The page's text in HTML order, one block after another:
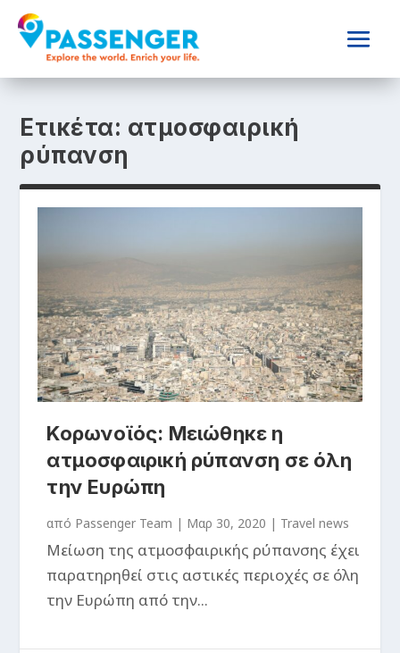
Ετικέτα: ατμοσφαιρική
ρύπανση
Κορωνοϊός: Μειώθηκε η
ατμοσφαιρική ρύπανση σε όλη
την Ευρώπη
από Passenger Team | Μαρ 30, 2020 | Travel news
Μείωση της ατμοσφαιρικής ρύπανσης έχει
παρατηρηθεί στις αστικές περιοχές σε όλη
την Ευρώπη από την...